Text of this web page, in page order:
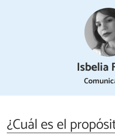
Isbelia
¿Cuál es el